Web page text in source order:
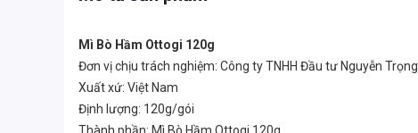
Mì Bò Hầm Ottogi 120g
Đơn vị chịu trách nghiệm: Công ty TNHH Đầu tư Nguyễn Trọng
Xuất xứ: Việt Nam
Định lượng: 120g/gói